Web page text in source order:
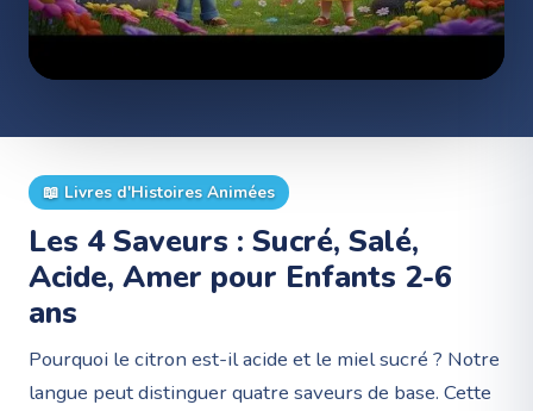
📖 Livres d'Histoires Animées
Les 4 Saveurs : Sucré, Salé,
Acide, Amer pour Enfants 2-6
ans
Pourquoi le citron est-il acide et le miel sucré ? Notre
langue peut distinguer quatre saveurs de base. Cette